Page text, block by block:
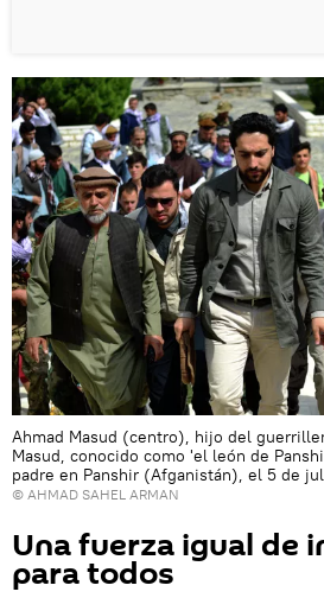
Ahmad Masud (centro), hijo del
Masud, conocido como 'el león de
padre en Panshir (Afganistán), el 5 de
© AHMAD SAHEL ARMAN
Una fuerza igual de
para todos